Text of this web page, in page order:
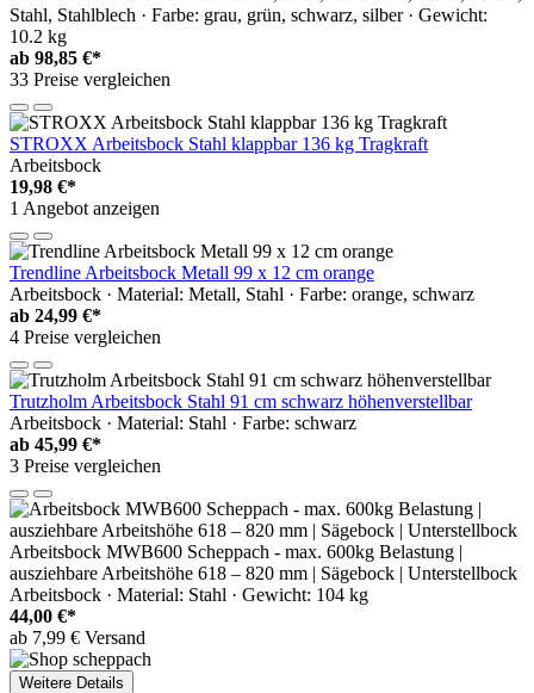
Stahl, Stahlblech · Farbe: grau, grün, schwarz, silber · Gewicht:
10.2 kg
ab 98,85 €*
33 Preise vergleichen
STROXX Arbeitsbock Stahl klappbar 136 kg Tragkraft
Arbeitsbock
19,98 €*
1 Angebot anzeigen
Trendline Arbeitsbock Metall 99 x 12 cm orange
Arbeitsbock · Material: Metall, Stahl · Farbe: orange, schwarz
ab 24,99 €*
4 Preise vergleichen
Trutzholm Arbeitsbock Stahl 91 cm schwarz höhenverstellbar
Arbeitsbock · Material: Stahl · Farbe: schwarz
ab 45,99 €*
3 Preise vergleichen
Arbeitsbock MWB600 Scheppach - max. 600kg Belastung |
ausziehbare Arbeitshöhe 618 – 820 mm | Sägebock | Unterstellbock
Arbeitsbock · Material: Stahl · Gewicht: 104 kg
44,00 €*
ab 7,99 € Versand
Weitere Details